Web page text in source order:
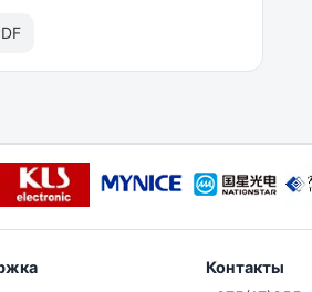
Контакты